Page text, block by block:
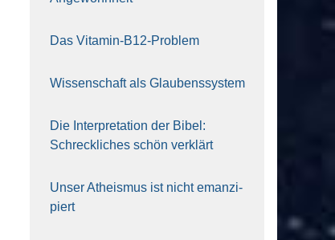
Das Vit­amin-B12-Pro­blem
Wis­sen­schaft als Glau­bens­sys­tem
Die Inter­pre­ta­ti­on der Bibel:
Schreck­li­ches schön ver­klärt
Unser Athe­is­mus ist nicht eman­zi­
piert